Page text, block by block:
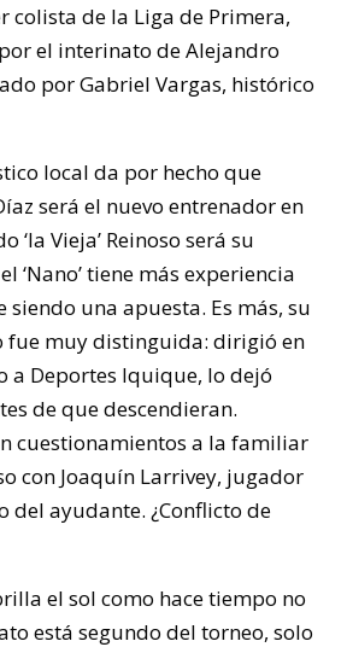
colista de la Liga de Primera,
el interinato de Alejandro
por Gabriel Vargas, histórico
local da por hecho que
será el nuevo entrenador en
‘la Vieja’ Reinoso será su
‘Nano’ tiene más experiencia
siendo una apuesta. Es más, su
fue muy distinguida: dirigió en
a Deportes Iquique, lo dejó
de que descendieran.
cuestionamientos a la familiar
con Joaquín Larrivey, jugador
del ayudante. ¿Conflicto de
el sol como hace tiempo no
está segundo del torneo, solo